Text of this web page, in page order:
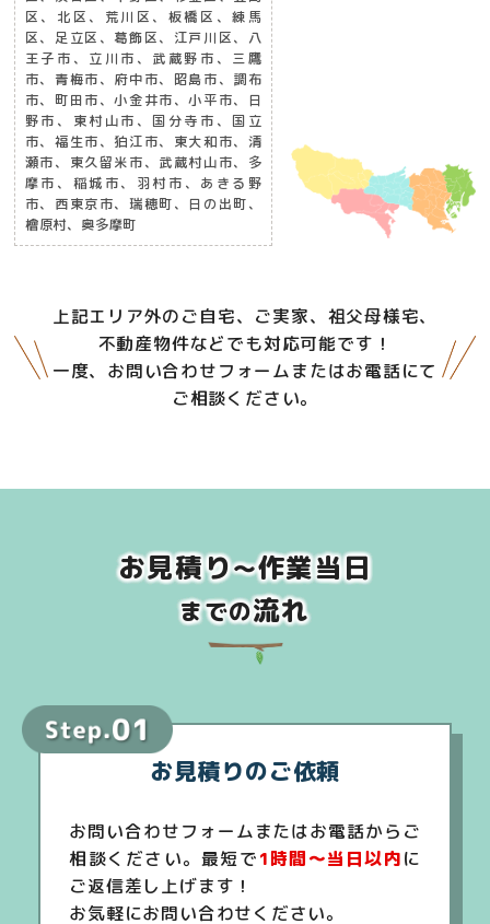
区、北区、荒川区、板橋区、練馬
区、足立区、葛飾区、江戸川区、八
王子市、立川市、武蔵野市、三鷹
市、青梅市、府中市、昭島市、調布
市、町田市、小金井市、小平市、日
野市、東村山市、国分寺市、国立
市、福生市、狛江市、東大和市、清
瀬市、東久留米市、武蔵村山市、多
摩市、稲城市、羽村市、あきる野
市、西東京市、瑞穂町、日の出町、
檜原村、奥多摩町
上記エリア外のご自宅、ご実家、祖父母様宅、
不動産物件などでも対応可能です！
一度、お問い合わせフォームまたはお電話にて
ご相談ください。
お見積り～作業当日
までの流れ
お見積りのご依頼
お問い合わせフォームまたはお電話からご
相談ください。最短で1時間～当日以内に
ご返信差し上げます！
お気軽にお問い合わせください。